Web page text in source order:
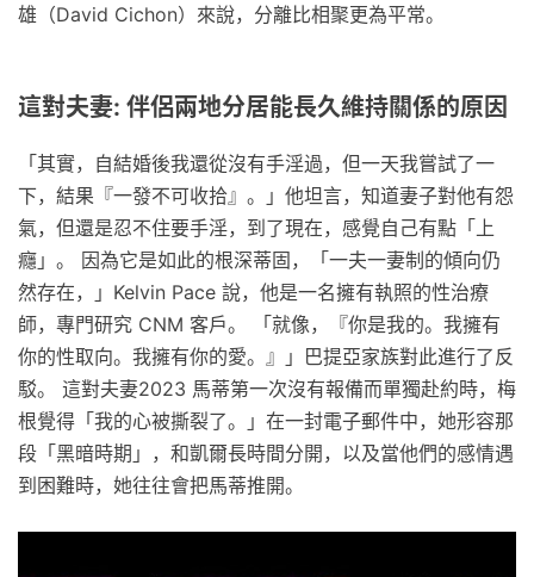
雄（David Cichon）來說，分離比相聚更為平常。
這對夫妻: 伴侶兩地分居能長久維持關係的原因
「其實，自結婚後我還從沒有手淫過，但一天我嘗試了一
下，結果『一發不可收拾』。」他坦言，知道妻子對他有怨
氣，但還是忍不住要手淫，到了現在，感覺自己有點「上
癮」。 因為它是如此的根深蒂固，「一夫一妻制的傾向仍
然存在，」Kelvin Pace 說，他是一名擁有執照的性治療
師，專門研究 CNM 客戶。 「就像，『你是我的。我擁有
你的性取向。我擁有你的愛。』」巴提亞家族對此進行了反
駁。 這對夫妻2023 馬蒂第一次沒有報備而單獨赴約時，梅
根覺得「我的心被撕裂了。」在一封電子郵件中，她形容那
段「黑暗時期」，和凱爾長時間分開，以及當他們的感情遇
到困難時，她往往會把馬蒂推開。